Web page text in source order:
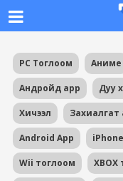
PC Тоглоом Аниме
Андройд app Дуу
Хичээл Захиалгат
Android App
Wii тоглоом XBOX